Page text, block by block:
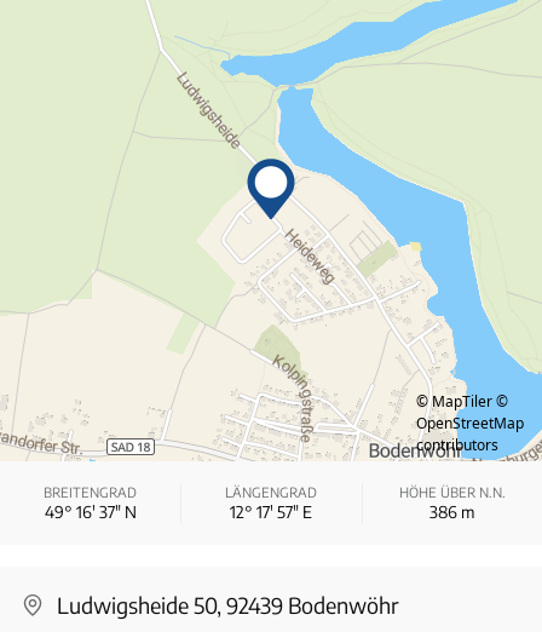
© MapTiler ©
OpenStreetMap
contributors
BREITENGRAD
49° 16′ 37″ N
LÄNGENGRAD
12° 17′ 57″ E
HÖHE ÜBER N.N.
386 m
Ludwigsheide 50, 92439 Bodenwöhr